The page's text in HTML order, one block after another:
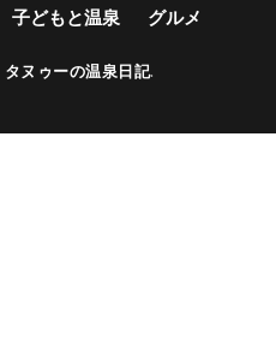
子どもと温泉 グルメ
タヌゥーの温泉日記.